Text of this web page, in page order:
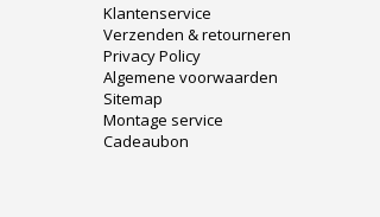
Klantenservice
Verzenden & retourneren
Privacy Policy
Algemene voorwaarden
Sitemap
Montage service
Cadeaubon